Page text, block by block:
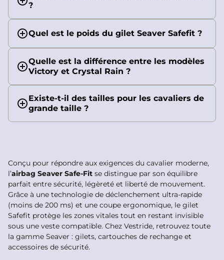
?
Quel est le poids du gilet Seaver Safefit ?
Quelle est la différence entre les modèles
Victory et Crystal Rain ?
Existe-t-il des tailles pour les cavaliers de
grande taille ?
Conçu pour répondre aux exigences du cavalier moderne,
l’airbag Seaver Safe-Fit se distingue par son équilibre
parfait entre sécurité, légèreté et liberté de mouvement.
Grâce à une technologie de déclenchement ultra-rapide
(moins de 200 ms) et une coupe ergonomique, le gilet
Safefit protège les zones vitales tout en restant invisible
sous une veste compatible. Chez Vestride, retrouvez toute
la gamme Seaver : gilets, cartouches de rechange et
accessoires de sécurité.